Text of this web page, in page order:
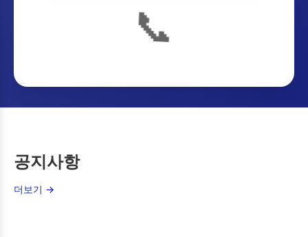
📞
공지사항
더보기 →